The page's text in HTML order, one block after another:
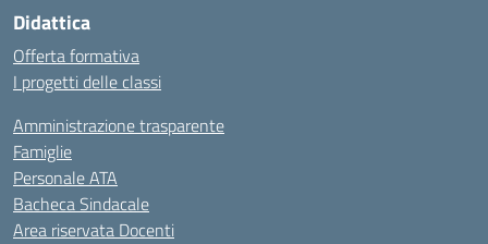
Didattica
Offerta formativa
I progetti delle classi
Amministrazione trasparente
Famiglie
Personale ATA
Bacheca Sindacale
Area riservata Docenti